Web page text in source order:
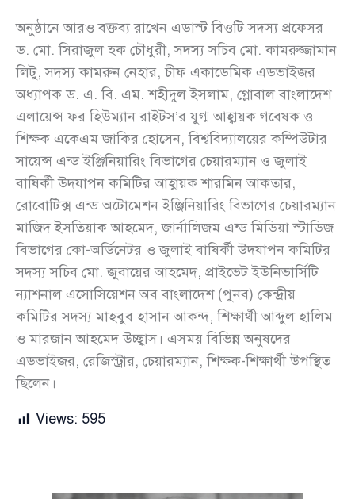
অনুষ্ঠানে আরও বক্তব্য রাখেন এডাস্ট বিওটি সদস্য প্রফেসর
ড. মো. সিরাজুল হক চৌধুরী, সদস্য সচিব মো. কামরুজ্জামান
লিটু, সদস্য কামরুন নেহার, চীফ একাডেমিক এডভাইজর
অধ্যাপক ড. এ. বি. এম. শহীদুল ইসলাম, গ্লোবাল বাংলাদেশ
এলায়েন্স ফর হিউম্যান রাইটস’র যুগ্ম আহ্বায়ক গবেষক ও
শিক্ষক একেএম জাকির হোসেন, বিশ্ববিদ্যালয়ের কম্পিউটার
সায়েন্স এন্ড ইঞ্জিনিয়ারিং বিভাগের চেয়ারম্যান ও জুলাই
বাষির্কী উদযাপন কমিটির আহ্বায়ক শারমিন আকতার,
রোবোটিক্স এন্ড অটোমেশন ইঞ্জিনিয়ারিং বিভাগের চেয়ারম্যান
মাজিদ ইসতিয়াক আহমেদ, জার্নালিজম এন্ড মিডিয়া স্টাডিজ
বিভাগের কো-অর্ডিনেটর ও জুলাই বাষির্কী উদযাপন কমিটির
সদস্য সচিব মো. জুবায়ের আহমেদ, প্রাইভেট ইউনিভার্সিটি
ন্যাশনাল এসোসিয়েশন অব বাংলাদেশ (পুনব) কেন্দ্রীয়
কমিটির সদস্য মাহবুব হাসান আকন্দ, শিক্ষার্থী আব্দুল হালিম
ও মারজান আহমেদ উচ্ছ্বাস। এসময় বিভিন্ন অনুষদের
এডভাইজর, রেজিস্ট্রার, চেয়ারম্যান, শিক্ষক-শিক্ষার্থী উপস্থিত
ছিলেন।
Views: 595